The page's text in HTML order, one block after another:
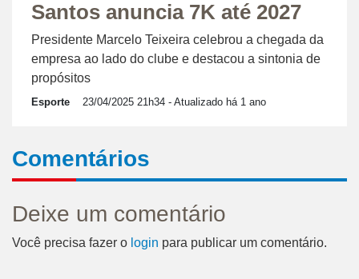
Santos anuncia 7K até 2027
Presidente Marcelo Teixeira celebrou a chegada da
empresa ao lado do clube e destacou a sintonia de
propósitos
Esporte 23/04/2025 21h34 - Atualizado há 1 ano
Comentários
Deixe um comentário
Você precisa fazer o login para publicar um comentário.